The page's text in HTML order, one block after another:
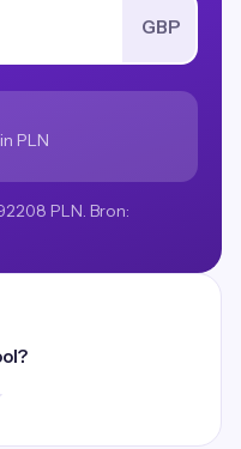
GBP
PLN
PLN. Bron: